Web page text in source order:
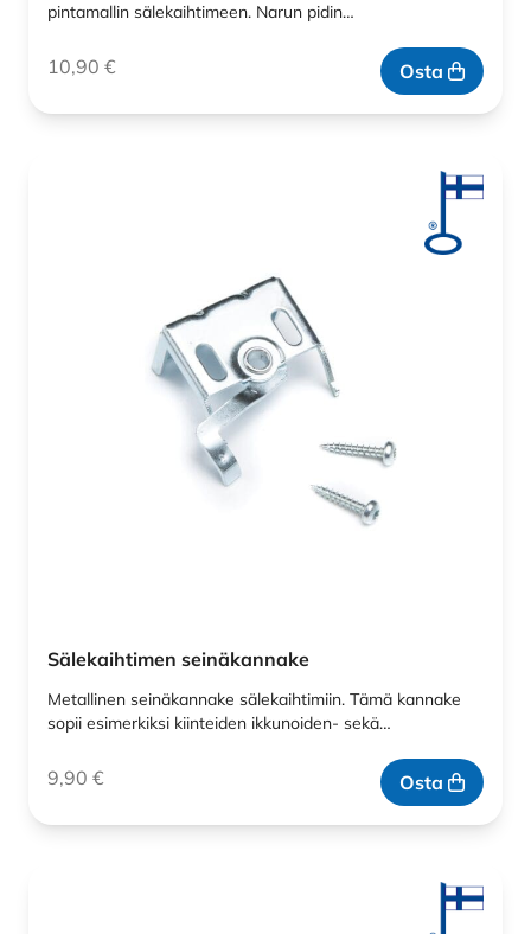
pintamallin sälekaihtimeen. Narun pidin…
10,90 € Osta
Sälekaihtimen seinäkannake
Metallinen seinäkannake sälekaihtimiin. Tämä kannake
sopii esimerkiksi kiinteiden ikkunoiden- sekä…
9,90 € Osta